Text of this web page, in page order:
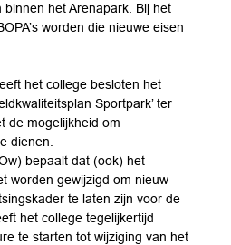
het Arenapark. Bij het
worden die nieuwe eisen
het college besloten het
Sportpark’ ter
de mogelijkheid om
dienen.
bepaalt dat (ook) het
worden gewijzigd om nieuw
te laten zijn voor de
het college tegelijkertijd
te starten tot wijziging van het